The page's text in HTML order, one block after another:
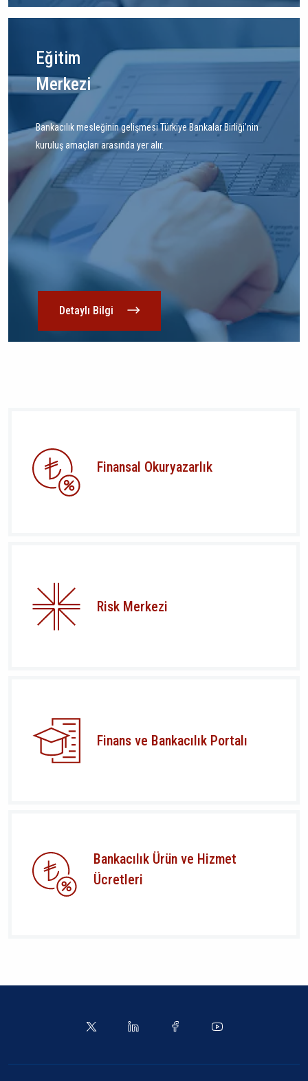
Eğitim
Merkezi
Bankacılık mesleğinin gelişmesi Türkiye Bankalar Birliği’nin
kuruluş amaçları arasında yer alır.
Detaylı Bilgi
Finansal Okuryazarlık
Risk Merkezi
Finans ve Bankacılık Portalı
Bankacılık Ürün ve Hizmet
Ücretleri